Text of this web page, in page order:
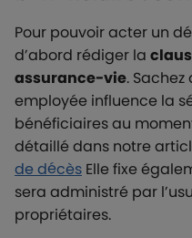
Pour pouvoir acter un
d’abord rédiger la
assurance-vie.
employée influence la
bénéficiaires au
détaillé dans notre
de décès Elle fixe
sera administré par
propriétaires.